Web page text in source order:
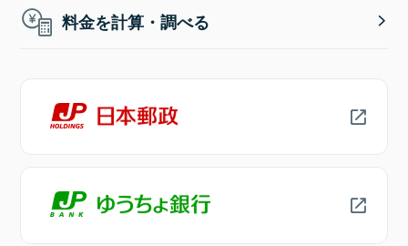
料金を計算・調べる